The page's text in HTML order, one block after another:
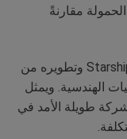
مقارنةً
طوال عام 2026، واصلت SpaceX اختبار Starship وتطويره من
الهندسية. ويمثل
طويلة الأمد في